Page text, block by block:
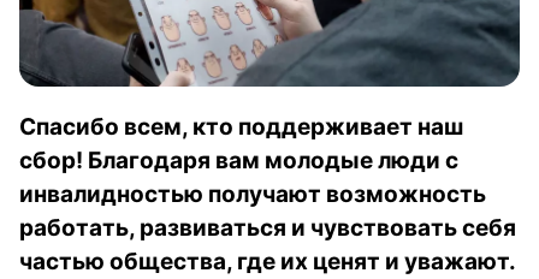
Спасибо всем, кто поддерживает наш
сбор! Благодаря вам молодые люди с
инвалидностью получают возможность
работать, развиваться и чувствовать себя
частью общества, где их ценят и уважают.